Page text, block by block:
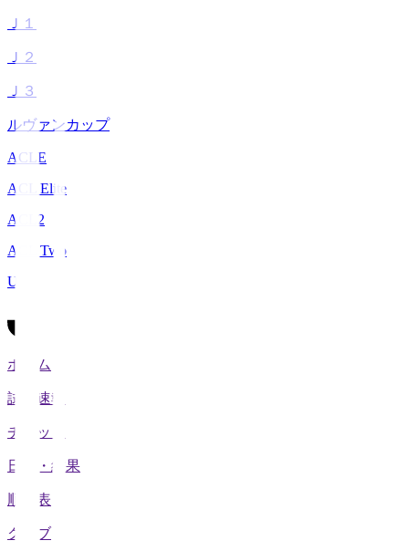
Ｊ１
Ｊ２
Ｊ３
ルヴァンカップ
ACLE
ACL Elite
ACL2
ACL Two
U-21
ホーム
試合速報
チケット
日程・結果
順位表
クラブ